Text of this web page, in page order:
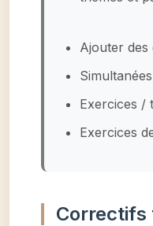
Ajouter des
Simultanées
Exercices /
Exercices
Correctifs